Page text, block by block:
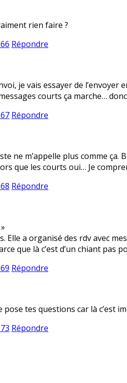
rien faire ?
Répondre
je vais essayer de
courts ça marche…
Répondre
ne m’appelle plus comme
que les courts oui… Je
Répondre
Elle a organisé des rdv avec
que là c’est d’un chiant pas
Répondre
pose tes questions car là c’est
Répondre